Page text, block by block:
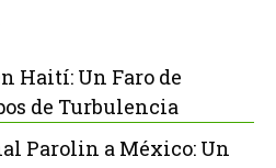
Haití: Un Faro de
de Turbulencia
Parolin a México: Un